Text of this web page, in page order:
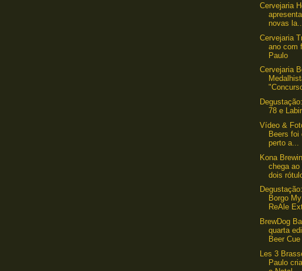
Cervejaria
novas la...
Cervejaria
ano com
Paulo
Cervejaria
78 e
Vídeo &
Beers foi
perto a...
Kona
chega
dois
Borgo
ReAle
BrewDog
quarta
Beer Cue
Les 3
Paulo